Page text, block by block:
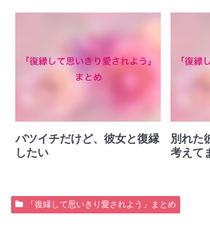
バツイチだけど、彼女と復縁
したい
別れた
考えて
「復縁して思いきり愛されよう」まとめ